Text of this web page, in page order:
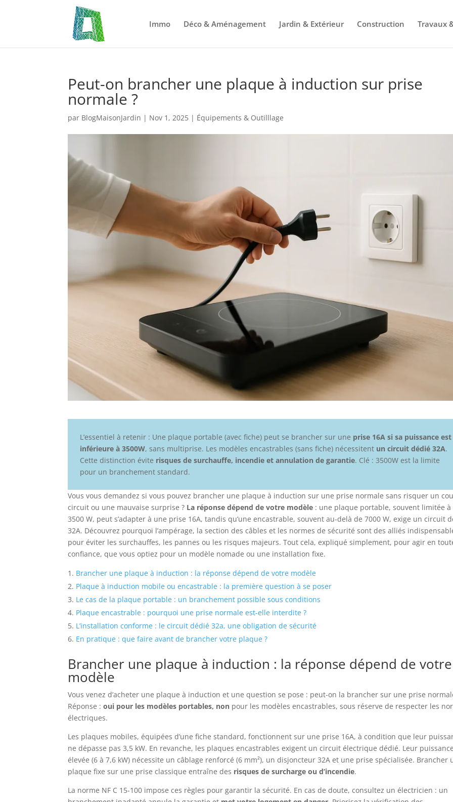
Immo Déco & Aménagement Jardin & Extérieur Construction Travaux
Peut-on brancher une plaque à induction sur prise
normale ?
par BlogMaisonJardin | Nov 1, 2025 | Équipements & Outilllage
L’essentiel à retenir : Une plaque portable (avec fiche) peut se brancher sur une prise 16A si sa puissance est
inférieure à 3500W, sans multiprise. Les modèles encastrables (sans fiche) nécessitent un circuit dédié 32A.
Cette distinction évite risques de surchauffe, incendie et annulation de garantie. Clé : 3500W est la limite
pour un branchement standard.
Vous vous demandez si vous pouvez brancher une plaque à induction sur une prise normale sans risquer un
circuit ou une mauvaise surprise ? La réponse dépend de votre modèle : une plaque portable, souvent limitée à
3500 W, peut s’adapter à une prise 16A, tandis qu’une encastrable, souvent au-delà de 7000 W, exige un circuit
32A. Découvrez pourquoi l’ampérage, la section des câbles et les normes de sécurité sont des alliés
pour éviter les surchauffes, les pannes ou les risques majeurs. Tout cela, expliqué simplement, pour agir en
confiance, que vous optiez pour un modèle nomade ou une installation fixe.
Brancher une plaque à induction : la réponse dépend de votre modèle
Plaque à induction mobile ou encastrable : la première question à se poser
Le cas de la plaque portable : un branchement possible sous conditions
Plaque encastrable : pourquoi une prise normale est-elle interdite ?
L’installation conforme : le circuit dédié 32a, une obligation de sécurité
En pratique : que faire avant de brancher votre plaque ?
Brancher une plaque à induction : la réponse dépend de votre
modèle
Vous venez d’acheter une plaque à induction et une question se pose : peut-on la brancher sur une prise
Réponse :oui pour les modèles portables, non pour les modèles encastrables, sous réserve de respecter les
électriques.
Les plaques mobiles, équipées d’une fiche standard, fonctionnent sur une prise 16A, à condition que leur
ne dépasse pas 3,5 kW. En revanche, les plaques encastrables exigent un circuit électrique dédié. Leur
élevée (6 à 7,6 kW) nécessite un câblage renforcé (6 mm²), un disjoncteur 32A et une prise spécialisée. Brancher
plaque fixe sur une prise classique entraîne des risques de surcharge ou d’incendie.
La norme NF C 15-100 impose ces règles pour garantir la sécurité. En cas de doute, consultez un électricien : un